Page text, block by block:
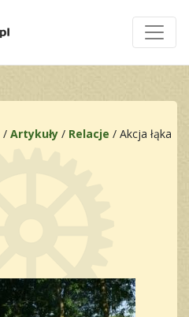
/ Artykuły/ Relacje / Akcja łąka